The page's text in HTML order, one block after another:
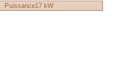
Puissance17 kW